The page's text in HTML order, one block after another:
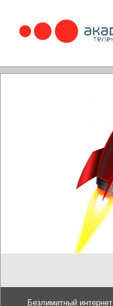
Безлимитный интернет